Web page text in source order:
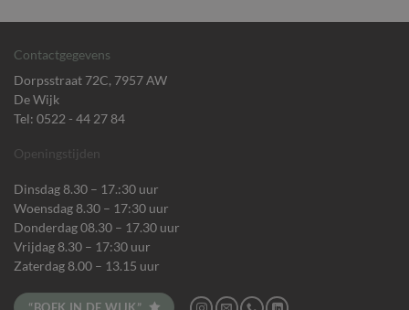
Contactgegevens
Dorpsstraat 72C, 7957 AW
De Wijk
Tel: 0522 - 44 27 84
Openingstijden
Dinsdag 8.30 – 17.:30 uur
Woensdag 8.30 – 17:30 uur
Donderdag 08.30 – 17.30 uur
Vrijdag 8.30 – 17:30 uur
Zaterdag 8.00 – 13.15 uur
“BOEK IN DE WIJK”